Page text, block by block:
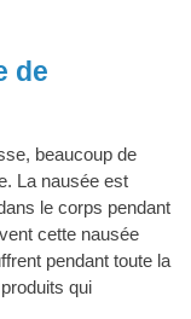
de
beaucoup de
La nausée est
le corps pendant
cette nausée
pendant toute la
qui